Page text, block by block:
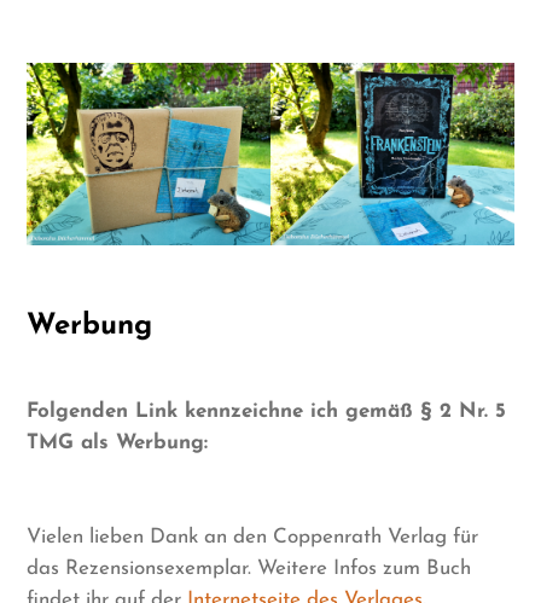
Werbung
Folgenden Link kennzeichne ich gemäß § 2 Nr. 5
TMG als Werbung:
Vielen lieben Dank an den Coppenrath Verlag für
das Rezensionsexemplar. Weitere Infos zum Buch